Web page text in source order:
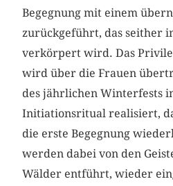
Begegnung mit einem
zurückgeführt, das seither
verkörpert wird. Das
wird über die Frauen
des jährlichen Winterfests
Initiationsritual realisiert,
die erste Begegnung
werden dabei von den
Wälder entführt, wieder